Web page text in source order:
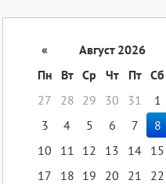
« Август 2026
Пн
Вт Ср Чт Пт Сб
27
28 29 30 31 1
3
4 5 6 7 8
10
11 12 13 14 15
17
18 19 20 21 22